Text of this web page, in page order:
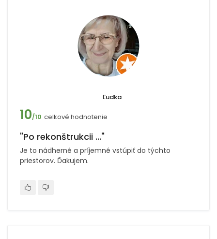
Ľudka
10/10 celkové hodnotenie
"Po rekonštrukcii ..."
Je to nádherné a príjemné vstúpiť do týchto
priestorov. Ďakujem.